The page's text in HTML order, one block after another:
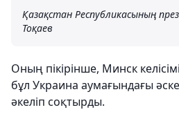
Қазақстан Республикасының
Тоқаев
Оның пікірінше, Минск
бұл Украина аумағындағы
әкеліп соқтырды.